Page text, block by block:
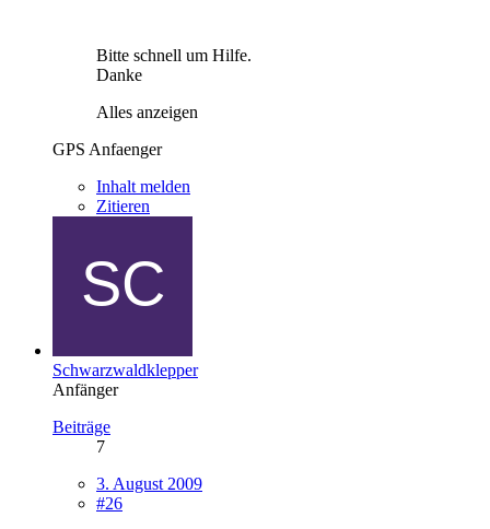
Bitte schnell um Hilfe.
Danke
Alles anzeigen
GPS Anfaenger
Inhalt melden
Zitieren
Schwarzwaldklepper
Anfänger
Beiträge
7
3. August 2009
#26